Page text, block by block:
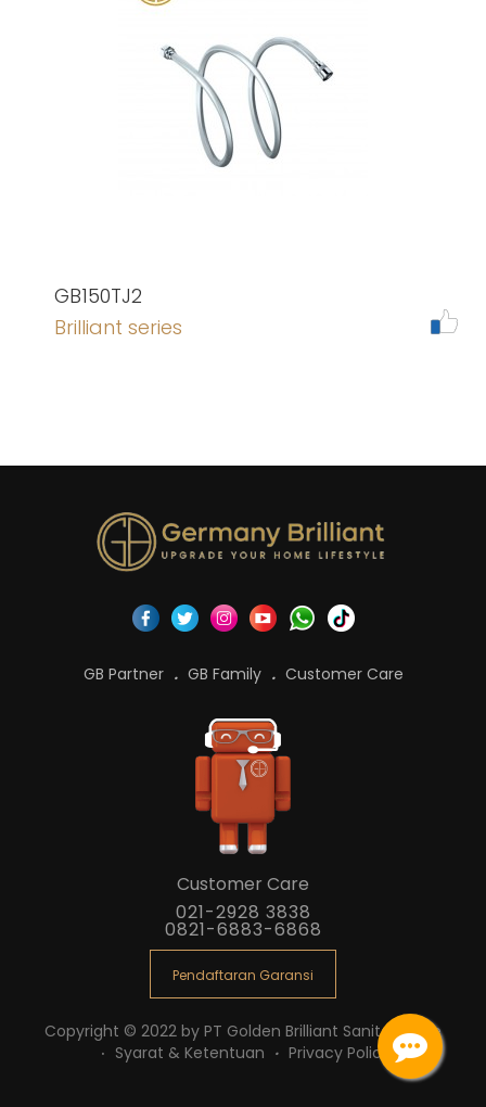
GB150TJ2
Brilliant series
GB Partner GB Family Customer Care
Customer Care
021-2928 3838
0821-6883-6868
Pendaftaran Garansi
Copyright © 2022 by PT Golden Brilliant Sanitaryware
Syarat & Ketentuan
Privacy Policy